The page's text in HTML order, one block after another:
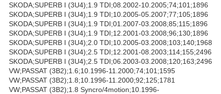
SKODA;SUPERB I (3U4);1.9 TDI;08.2002-10.2005;74;101;1896
SKODA;SUPERB I (3U4);1.9 TDI;10.2005-05.2007;77;105;1896
SKODA;SUPERB I (3U4);1.9 TDI;01.2007-03.2008;85;115;1896
SKODA;SUPERB I (3U4);1.9 TDI;12.2001-03.2008;96;130;1896
SKODA;SUPERB I (3U4);2.0 TDI;10.2005-03.2008;103;140;1968
SKODA;SUPERB I (3U4);2.5 TDI;12.2001-08.2003;114;155;2496
SKODA;SUPERB I (3U4);2.5 TDI;06.2003-03.2008;120;163;2496
VW;PASSAT (3B2);1.6;10.1996-11.2000;74;101;1595
VW;PASSAT (3B2);1.8;10.1996-11.2000;92;125;1781
VW;PASSAT (3B2);1.8 Syncro/4motion;10.1996-